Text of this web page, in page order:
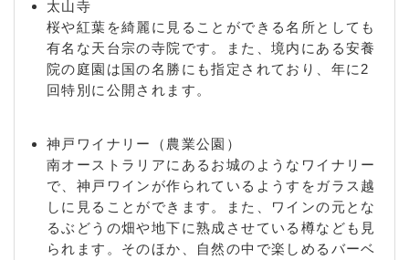
太山寺
桜や紅葉を綺麗に見ることができる名所としても
有名な天台宗の寺院です。また、境内にある安養
院の庭園は国の名勝にも指定されており、年に2
回特別に公開されます。
神戸ワイナリー（農業公園）
南オーストラリアにあるお城のようなワイナリー
で、神戸ワインが作られているようすをガラス越
しに見ることができます。また、ワインの元とな
るぶどうの畑や地下に熟成させている樽なども見
られます。そのほか、自然の中で楽しめるバーベ